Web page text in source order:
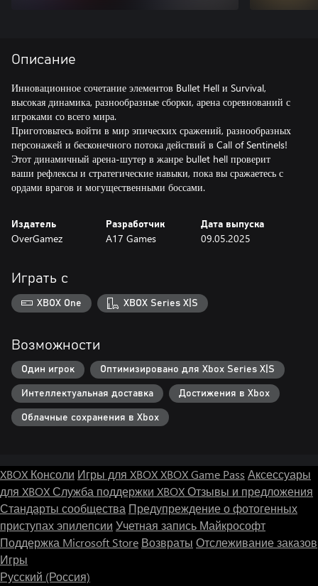
Описание
Инновационное сочетание элементов Bullet Hell и Survival,
высокая динамика, разнообразные сборки, арена соревнований с
игроками со всего мира.
Приготовьтесь войти в мир эпических сражений, разнообразных
персонажей и бесконечного потока действий в Call of Sentinels!
Этот динамичный арена-шутер в жанре bullet hell проверит
ваши рефлексы и стратегические навыки, пока вы сражаетесь с
ордами врагов и могущественными боссами.
Издатель
OverGamez
Разработчик
A17 Games
Дата выпуска
09.05.2025
Играть с
XBOX One XBOX Series X|S
Возможности
Один игрок Оптимизировано для Xbox Series X|S
Интеллектуальная доставка Достижения в Xbox
Облачные сохранения в Xbox
XBOX Консоли Игры для XBOXXBOX Game Pass Аксессуары
для XBOXСлужба поддержки XBOXОтзывы и предложения
Стандарты сообщества Предупреждение о фотогенных
приступах эпилепсии Учетная запись Майкрософт
Поддержка Microsoft Store Возвраты Отслеживание заказов
Игры
Русский (Россия)